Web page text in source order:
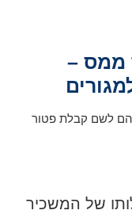
ממס –
לשם קבלת פטור
של המשכיר